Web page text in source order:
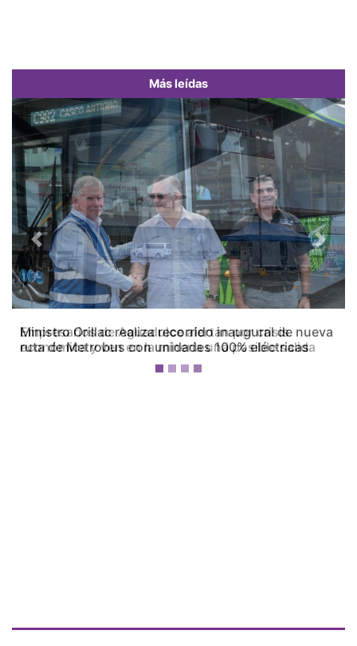
Más leídas
Empresarios de Aguadulce alertan por crisis
económica y ven en la minería una posible salida
Previous Next